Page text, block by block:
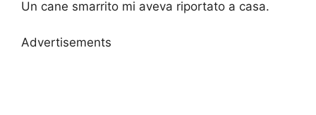
Un cane smarrito mi aveva riportato a casa.
Advertisements